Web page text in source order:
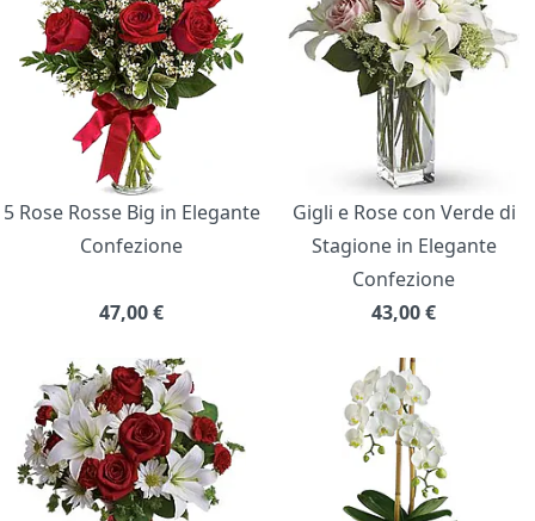
5 Rose Rosse Big in Elegante
Confezione
47,00€
Gigli e Rose con Verde di
Stagione in Elegante
Confezione
43,00€